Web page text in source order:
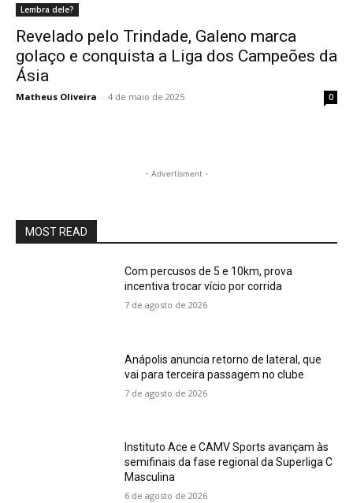
Lembra dele?
Revelado pelo Trindade, Galeno marca
golaço e conquista a Liga dos Campeões da
Ásia
Matheus Oliveira - 4 de maio de 2025 0
- Advertisment -
MOST READ
Com percusos de 5 e 10km, prova
incentiva trocar vício por corrida
7 de agosto de 2026
Anápolis anuncia retorno de lateral, que
vai para terceira passagem no clube
7 de agosto de 2026
Instituto Ace e CAMV Sports avançam às
semifinais da fase regional da Superliga C
Masculina
6 de agosto de 2026